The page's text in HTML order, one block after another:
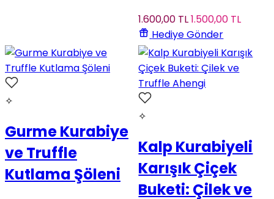
1.600,00 TL1.500,00 TL
Hediye Gönder
✧
Gurme Kurabiye
ve Truffle
Kutlama Şöleni
✧
Kalp Kurabiyeli
Karışık Çiçek
Buketi: Çilek ve